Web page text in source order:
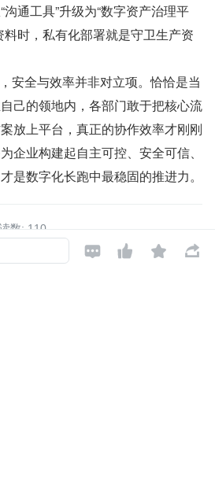
通工具”升级为“数字资产治理平
料时，私有化部署就是守卫生产资
安全与效率并非对立项。恰恰是当
己的领地内，各部门敢于把核心流
放上平台，真正的协作效率才刚刚
企业构建起自主可控、安全可信、
是数字化长跑中最稳固的推进力。
数: 110
反馈    